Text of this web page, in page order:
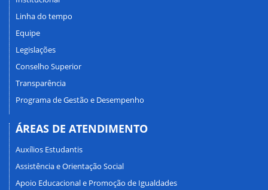
Linha do tempo
Equipe
Legislações
Conselho Superior
Transparência
Programa de Gestão e Desempenho
ÁREAS DE ATENDIMENTO
Auxílios Estudantis
Assistência e Orientação Social
Apoio Educacional e Promoção de Igualdades